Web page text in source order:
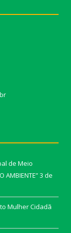
de Meio
AMBIENTE”3 de
Mulher Cidadã